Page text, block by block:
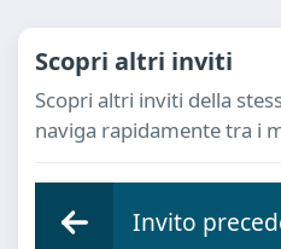
Scopri altri inviti
Scopri altri inviti della
naviga rapidamente tra i
Invito